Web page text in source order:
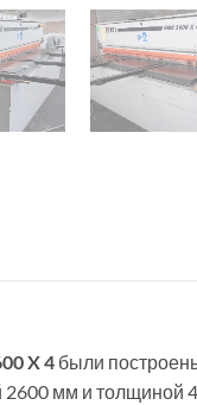
X 4 были
2600 мм и